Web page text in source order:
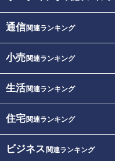
通信関連ランキング
小売関連ランキング
生活関連ランキング
住宅関連ランキング
ビジネス 関連ランキング